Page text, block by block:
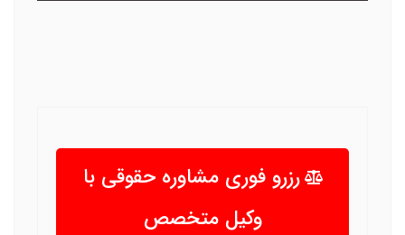
رزرو فوری مشاوره حقوقی با
وکیل متخصص